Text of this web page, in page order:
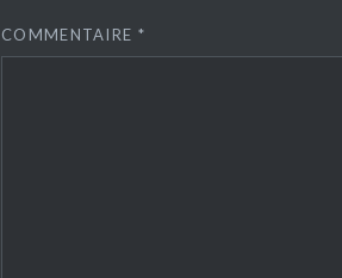
COMMENTAIRE *